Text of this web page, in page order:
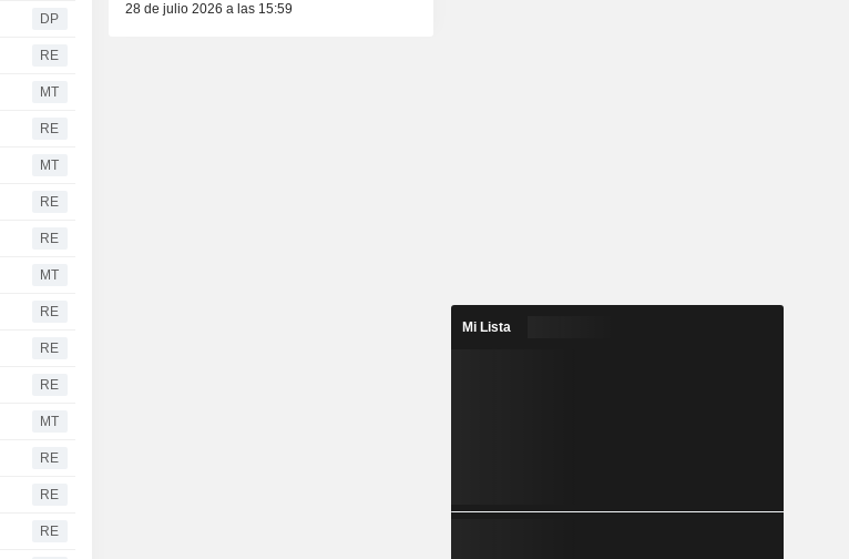
DP
RE
MT
RE
MT
RE
RE
MT
RE
RE
RE
MT
RE
RE
RE
28 de julio 2026 a las 15:59
Mi Lista